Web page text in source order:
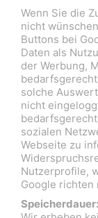
Wenn Sie die
nicht
Buttons bei
Daten als
der Werbung,
solche
nicht
sozialen
Webseite zu
Nutzerprofile,
Google richten
Speicherdauer: